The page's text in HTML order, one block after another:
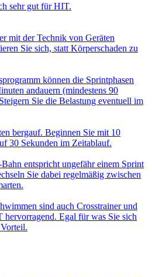
sehr gut für HIT.
mit der Technik von Geräten
Sie sich, statt Körperschaden zu
können die Sprintphasen
andauern (mindestens 90
Sie die Belastung eventuell im
bergauf. Beginnen Sie mit 10
30 Sekunden im Zeitablauf.
entspricht ungefähr einem Sprint
Sie dabei regelmäßig zwischen
sind auch Crosstrainer und
hervorragend. Egal für was Sie sich